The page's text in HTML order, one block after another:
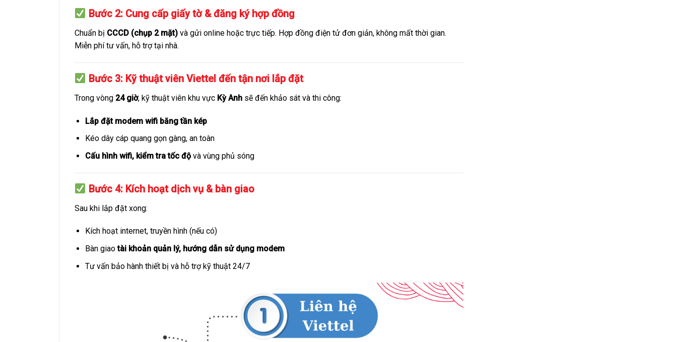
Bước 2: Cung cấp giấy tờ & đăng ký hợp đồng
Chuẩn bị CCCD (chụp 2 mặt) và gửi online hoặc trực tiếp. Hợp đồng điện tử đơn giản, không mất thời gian.
Miễn phí tư vấn, hỗ trợ tại nhà.
Bước 3: Kỹ thuật viên Viettel đến tận nơi lắp đặt
Trong vòng 24 giờ, kỹ thuật viên khu vực Kỳ Anh sẽ đến khảo sát và thi công:
Lắp đặt modem wifi băng tần kép
Kéo dây cáp quang gọn gàng, an toàn
Cấu hình wifi, kiểm tra tốc độvà vùng phủ sóng
Bước 4: Kích hoạt dịch vụ & bàn giao
Sau khi lắp đặt xong:
Kích hoạt internet, truyền hình (nếu có)
Bàn giaotài khoản quản lý, hướng dẫn sử dụng modem
Tư vấn bảo hành thiết bị và hỗ trợ kỹ thuật 24/7